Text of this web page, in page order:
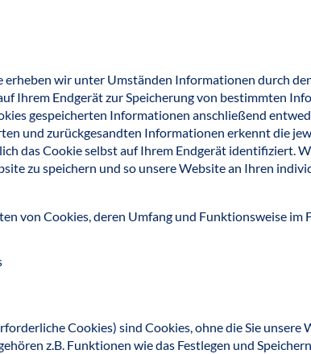
wir unter Umständen Informationen durch
Ihrem Endgerät zur Speicherung von bestimmten
gespeicherten Informationen anschließend
und zurückgesandten Informationen erkennt die
das Cookie selbst auf Ihrem Endgerät identifiziert.
zu speichern und so unsere Website an Ihren
von Cookies, deren Umfang und Funktionsweise im
Cookies) sind Cookies, ohne die Sie
z.B. Funktionen wie das Festlegen und